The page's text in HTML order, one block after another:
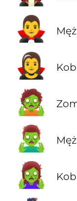
🧛‍♂️
🧛‍♀️
🧟
🧟‍♂️
🧟‍♀️